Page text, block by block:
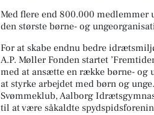
Med flere end 800.000
den største børne- og
For at skabe endnu bedre
A.P. Møller Fonden startet
med at ansætte en række børne- og
at styrke arbejdet med børn og
Svømmeklub, Aalborg
til at være såkaldte